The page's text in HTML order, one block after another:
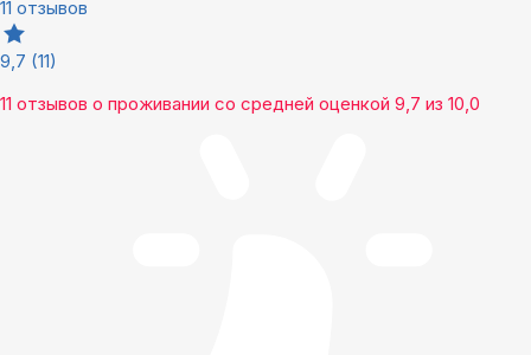
11 отзывов
9,7 (11)
11 отзывов о проживании со средней оценкой 9,7 из 10,0